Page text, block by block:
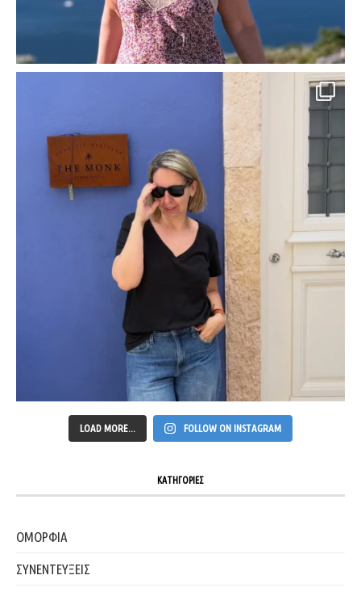
LOAD MORE... FOLLOW ON INSTAGRAM
ΚΑΤΗΓΟΡΙΕΣ
ΟΜΟΡΦΙΑ
ΣΥΝΕΝΤΕΥΞΕΙΣ